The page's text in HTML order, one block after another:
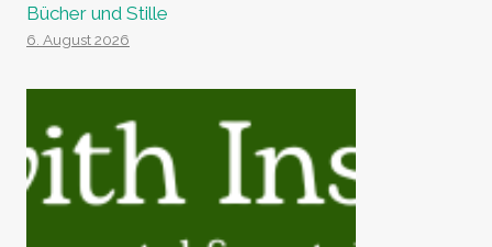
Bücher und Stille
6. August 2026